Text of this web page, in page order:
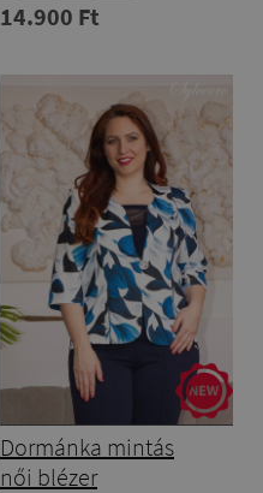
14.900 Ft
Dormánka mintás
női blézer